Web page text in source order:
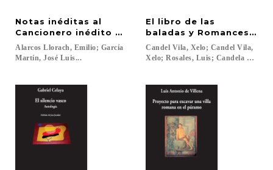
Notas inéditas al
Cancionero inédito de A.S.Navarro
Alarcos Llorach, Emilio; García
Martín, José Luis...
El libro de las
baladas y Romances de
Candel Vila, Xelo; Candel Vila,
Xelo; Rosales, Luis; Candela Vila,